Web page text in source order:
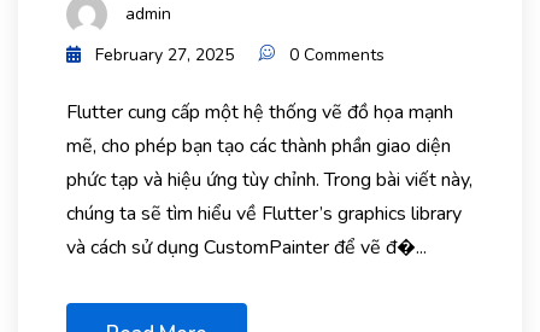
admin
February 27, 2025
0 Comments
Flutter cung cấp một hệ thống vẽ đồ họa mạnh
mẽ, cho phép bạn tạo các thành phần giao diện
phức tạp và hiệu ứng tùy chỉnh. Trong bài viết này,
chúng ta sẽ tìm hiểu về Flutter’s graphics library
và cách sử dụng CustomPainter để vẽ đ�...